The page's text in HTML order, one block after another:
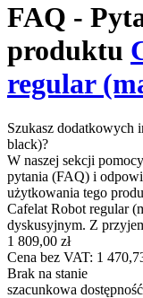
FAQ -
produktu
regular
Szukasz dodatkowych
black)?
W naszej sekcji
pytania (FAQ) i
użytkowania tego
Cafelat Robot regular
dyskusyjnym. Z
1 809,00 zł
Cena bez VAT: 1
Brak na stanie
szacunkowa